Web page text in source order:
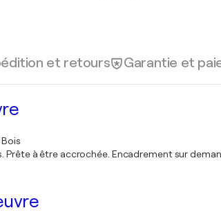
et retours Garantie et
Prête à être accrochée. Encadrement sur